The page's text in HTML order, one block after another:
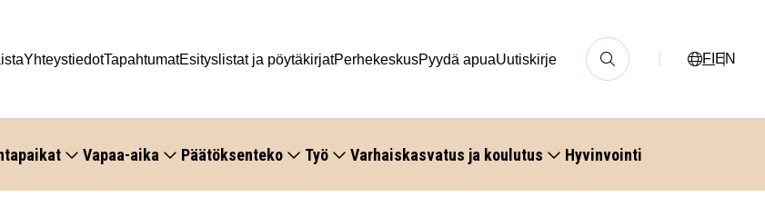
YhteystiedotTapahtumatEsityslistat ja pöytäkirjatPerhekeskusPyydä apuaUutiskirje FI EN
Vapaa-aika Päätöksenteko Työ Varhaiskasvatus ja koulutus Hyvinvointi